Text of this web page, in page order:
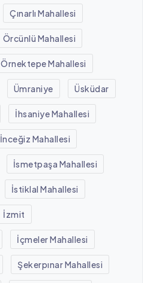
Çınarlı Mahallesi
Örcünlü Mahallesi
Örnektepe Mahallesi
Ümraniye Üsküdar
İhsaniye Mahallesi
İnceğiz Mahallesi
İsmetpaşa Mahallesi
İstiklal Mahallesi
İzmit
İçmeler Mahallesi
Şekerpınar Mahallesi